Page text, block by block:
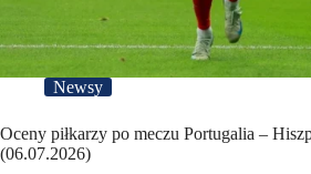
Newsy
Oceny piłkarzy po meczu Portugalia –
(06.07.2026)